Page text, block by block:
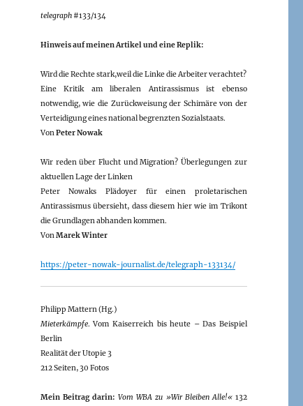
telegraph#133/134
Hinweis auf meinen Artikel und eine Replik:
Wird die Rechte stark,weil die Linke die Arbeiter verachtet?
Eine Kritik am liberalen Antirassismus ist ebenso
notwendig, wie die Zurückweisung der Schimäre von der
Verteidigung eines national begrenzten Sozialstaats.
VonPeter Nowak
Wir reden über Flucht und Migration? Überlegungen zur
aktuellen Lage der Linken
Peter Nowaks Plädoyer für einen proletarischen
Antirassismus übersieht, dass diesem hier wie im Trikont
die Grundlagen abhanden kommen.
VonMarek Winter
https://peter-nowak-journalist.de/telegraph-133134/
Philipp Mattern (Hg.)
Mieterkämpfe. Vom Kaiserreich bis heute – Das Beispiel
Berlin
Realität der Utopie 3
212 Seiten, 30 Fotos
Mein Beitrag darin: Vom WBA zu »Wir Bleiben Alle!«132